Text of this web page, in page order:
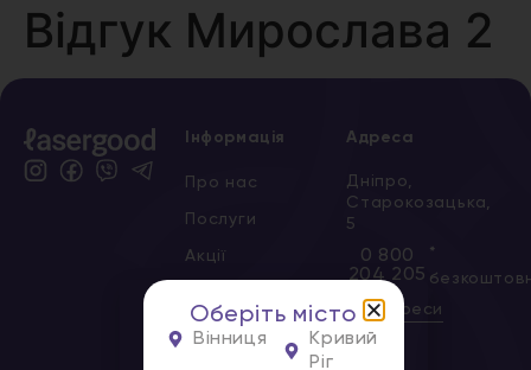
Відгук Мирослава 2
Інформація
Про нас
Послуги
Акції
Новини
Адреса
Дніпро,
Старокозацька,
5
0 800
204 205
*
Всі адреси
Оберіть місто
Вінниця
Кривий
Ріг